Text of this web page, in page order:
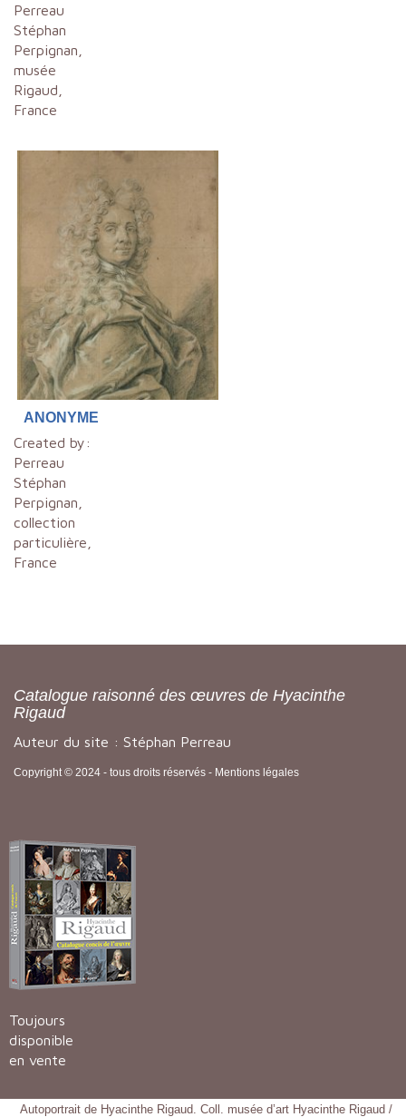
Perreau
Stéphan
Perpignan,
musée
Rigaud,
France
ANONYME
Created by:
Perreau
Stéphan
Perpignan,
collection
particulière,
France
Catalogue raisonné des œuvres de Hyacinthe
Rigaud
Auteur du site : Stéphan Perreau
Copyright © 2024 - tous droits réservés - Mentions légales
Toujours
disponible
en vente
Autoportrait de Hyacinthe Rigaud. Coll. musée d’art Hyacinthe Rigaud /